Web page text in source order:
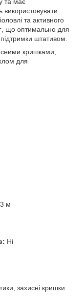
використовувати
та активного
, що оптимально для
штативом.
кришками,
для
3 м
Ні
захисні кришки